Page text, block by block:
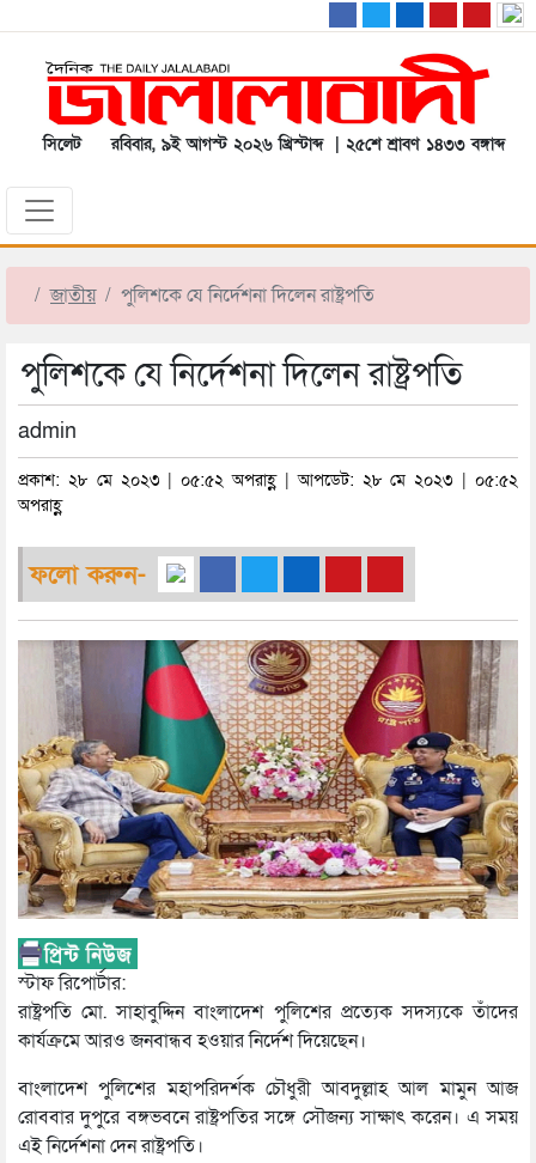
সিলেট রবিবার, ৯ই আগস্ট ২০২৬ খ্রিস্টাব্দ | ২৫শে শ্রাবণ ১৪৩৩ বঙ্গাব্দ
জাতীয় পুলিশকে যে নির্দেশনা দিলেন রাষ্ট্রপতি
পুলিশকে যে নির্দেশনা দিলেন রাষ্ট্রপতি
admin
প্রকাশ: ২৮ মে ২০২৩ | ০৫:৫২ অপরাহ্ণ | আপডেট: ২৮ মে ২০২৩ | ০৫:৫২
অপরাহ্ণ
ফলো করুন-
স্টাফ রিপোর্টার:
রাষ্ট্রপতি মো. সাহাবুদ্দিন বাংলাদেশ পুলিশের প্রত্যেক সদস্যকে তাঁদের
কার্যক্রমে আরও জনবান্ধব হওয়ার নির্দেশ দিয়েছেন।
বাংলাদেশ পুলিশের মহাপরিদর্শক চৌধুরী আবদুল্লাহ আল মামুন আজ
রোববার দুপুরে বঙ্গভবনে রাষ্ট্রপতির সঙ্গে সৌজন্য সাক্ষাৎ করেন। এ সময়
এই নির্দেশনা দেন রাষ্ট্রপতি।